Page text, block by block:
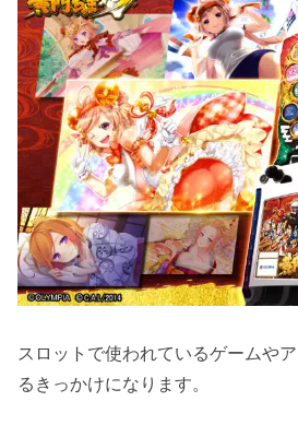
スロットで使われているゲームや
るきっかけになります。